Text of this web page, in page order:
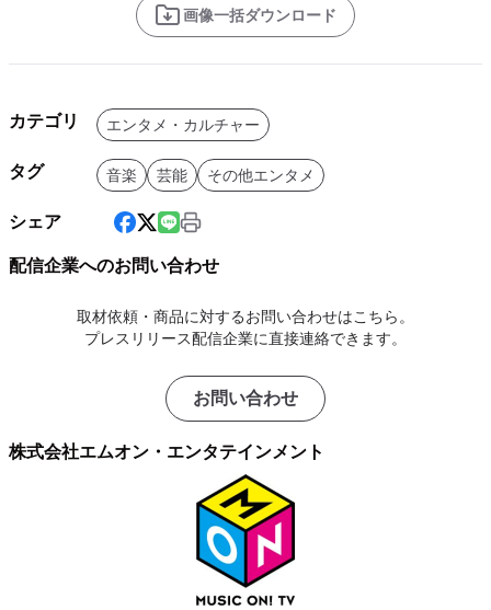
画像一括ダウンロード
カテゴリ エンタメ・カルチャー
タグ 音楽 芸能 その他エンタメ
シェア
配信企業へのお問い合わせ
取材依頼・商品に対するお問い合わせはこちら。
プレスリリース配信企業に直接連絡できます。
お問い合わせ
株式会社エムオン・エンタテインメント